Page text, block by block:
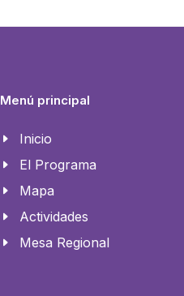
Menú principal
Inicio
El Programa
Mapa
Actividades
Mesa Regional